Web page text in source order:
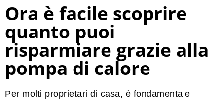
Ora è facile scoprire
quanto puoi
risparmiare grazie alla
pompa di calore
Per molti proprietari di casa, è fondamentale